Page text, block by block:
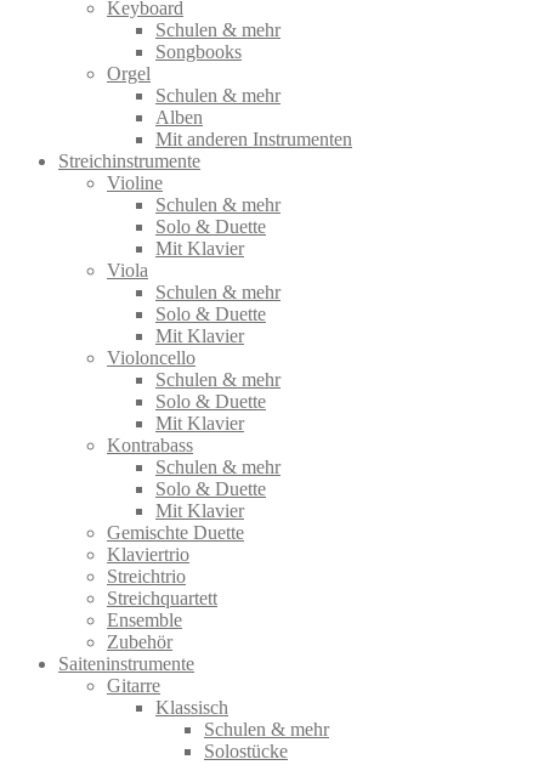
Keyboard
Schulen & mehr
Songbooks
Orgel
Schulen & mehr
Alben
Mit anderen Instrumenten
Streichinstrumente
Violine
Schulen & mehr
Solo & Duette
Mit Klavier
Viola
Schulen & mehr
Solo & Duette
Mit Klavier
Violoncello
Schulen & mehr
Solo & Duette
Mit Klavier
Kontrabass
Schulen & mehr
Solo & Duette
Mit Klavier
Gemischte Duette
Klaviertrio
Streichtrio
Streichquartett
Ensemble
Zubehör
Saiteninstrumente
Gitarre
Klassisch
Schulen & mehr
Solostücke